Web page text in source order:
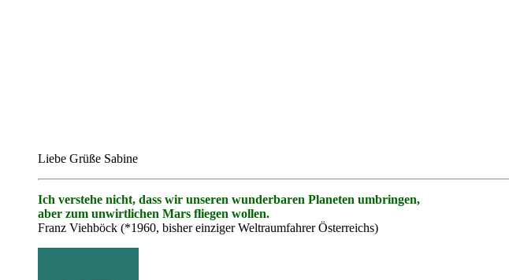
Liebe Grüße Sabine
Ich verstehe nicht, dass wir unseren wunderbaren Planeten umbringen,
aber zum unwirtlichen Mars fliegen wollen.
Franz Viehböck (*1960, bisher einziger Weltraumfahrer Österreichs)